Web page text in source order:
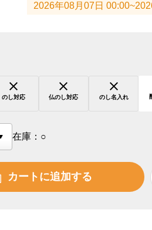
2026年08月07日
のし対応 仏のし対応 のし名入れ
在庫： ○
カートに追加する